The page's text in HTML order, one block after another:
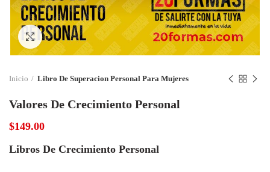
Click to enlarge
Inicio Libro De Superacion Personal Para Mujeres
Valores De Crecimiento Personal
$149.00
Libros De Crecimiento Personal